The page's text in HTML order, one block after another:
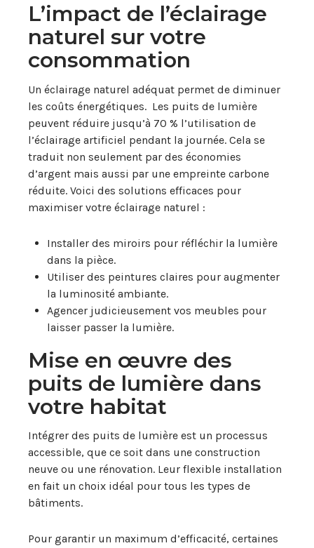
L’impact de l’éclairage
naturel sur votre
consommation
Un éclairage naturel adéquat permet de diminuer
les coûts énergétiques. Les puits de lumière
peuvent réduire jusqu’à 70 % l’utilisation de
l’éclairage artificiel pendant la journée. Cela se
traduit non seulement par des économies
d’argent mais aussi par une empreinte carbone
réduite. Voici des solutions efficaces pour
maximiser votre éclairage naturel :
Installer des miroirs pour réfléchir la lumière
dans la pièce.
Utiliser des peintures claires pour augmenter
la luminosité ambiante.
Agencer judicieusement vos meubles pour
laisser passer la lumière.
Mise en œuvre des
puits de lumière dans
votre habitat
Intégrer des puits de lumière est un processus
accessible, que ce soit dans une construction
neuve ou une rénovation. Leur flexible installation
en fait un choix idéal pour tous les types de
bâtiments.
Pour garantir un maximum d’efficacité, certaines